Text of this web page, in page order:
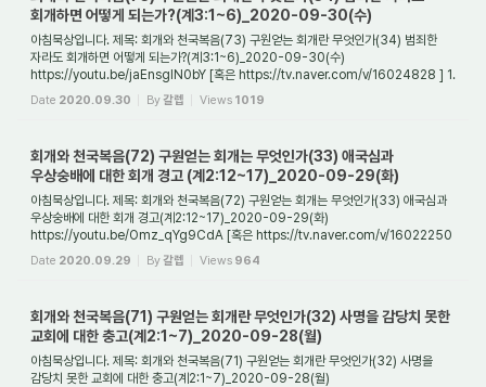
회개하면 어떻게 되는가?(계3:1~6)_2020-09-30(수)
아침묵상입니다. 제목: 회개와 천국복음(73) 구원얻는 회개란 무엇인가(34) 범죄한
자라도 회개하면 어떻게 되는가?(계3:1~6)_2020-09-30(수)
https://youtu.be/jaEnsgIN0bY [혹은 https://tv.naver.com/v/16024828 ] 1.
사데교회는 어떤 교회였나요? 사데교회...
Date 2020.09.30 By갈렙 Views 1019
회개와 천국복음(72) 구원얻는 회개는 무엇인가(33) 애국심과
우상숭배에 대한 회개 경고 (계2:12~17)_2020-09-29(화)
아침묵상입니다. 제목: 회개와 천국복음(72) 구원얻는 회개는 무엇인가(33) 애국심과
우상숭배에 대한 회개 경고(계2:12~17)_2020-09-29(화)
https://youtu.be/Omz_qYg9CdA [혹은 https://tv.naver.com/v/16022250
] 1. 버가모교회의 회개는 누구를 향한 것인...
Date 2020.09.29 By갈렙 Views 964
회개와 천국복음(71) 구원얻는 회개란 무엇인가(32) 사명을 감당치 못한
교회에 대한 충고(계2:1~7)_2020-09-28(월)
아침묵상입니다. 제목: 회개와 천국복음(71) 구원얻는 회개란 무엇인가(32) 사명을
감당치 못한 교회에 대한 충고(계2:1~7)_2020-09-28(월)